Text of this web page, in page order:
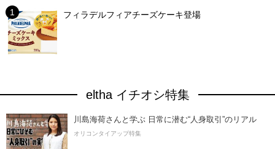
フィラデルフィアチーズケーキ登場
eltha イチオシ特集
川島海荷さんと学ぶ 日常に潜む“人身取引”のリアル
オリコンタイアップ特集